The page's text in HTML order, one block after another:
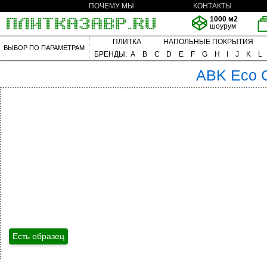
ПОЧЕМУ МЫ
КОНТАКТЫ
1000 м2
шоурум
ВЫБОР ПО ПАРАМЕТРАМ
ПЛИТКА
НАПОЛЬНЫЕ ПОКРЫТИЯ
БРЕНДЫ: A B C D E F G H J K L
ABK Eco
Есть образец